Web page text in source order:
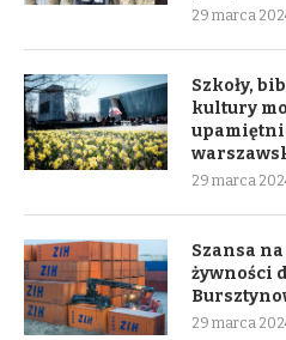
29 marca
Szkoły,
kultury
29 marca
Szansa
żywności
29 marca